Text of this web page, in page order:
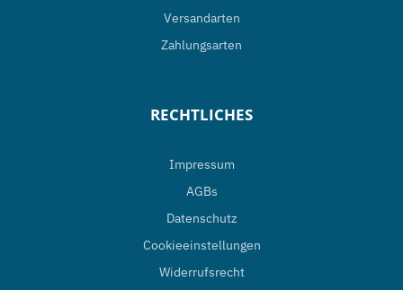
Versandarten
Zahlungsarten
RECHTLICHES
Impressum
AGBs
Datenschutz
Cookieeinstellungen
Widerrufsrecht